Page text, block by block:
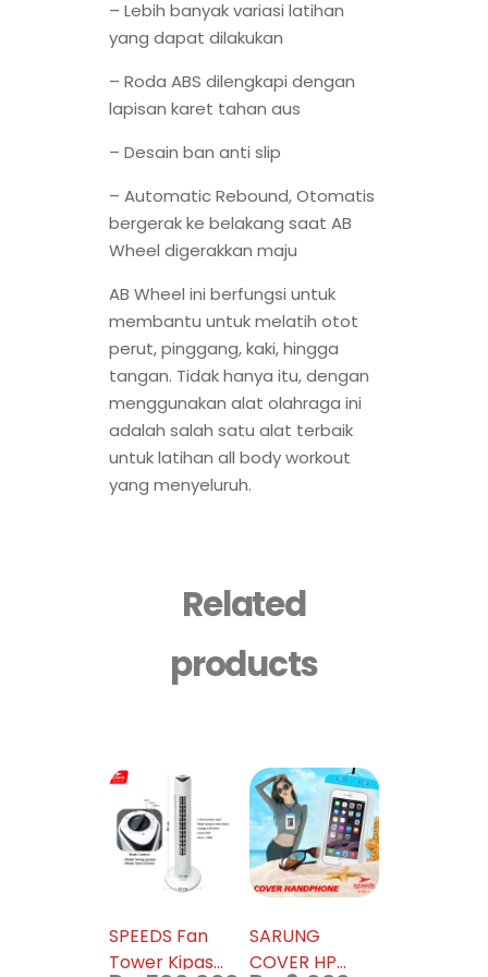
– Lebih banyak variasi latihan
yang dapat dilakukan
– Roda ABS dilengkapi dengan
lapisan karet tahan aus
– Desain ban anti slip
– Automatic Rebound, Otomatis
bergerak ke belakang saat AB
Wheel digerakkan maju
AB Wheel ini berfungsi untuk
membantu untuk melatih otot
perut, pinggang, kaki, hingga
tangan. Tidak hanya itu, dengan
menggunakan alat olahraga ini
adalah salah satu alat terbaik
untuk latihan all body workout
yang menyeluruh.
Related
products
SPEEDS Fan
Tower Kipas
SARUNG
COVER HP